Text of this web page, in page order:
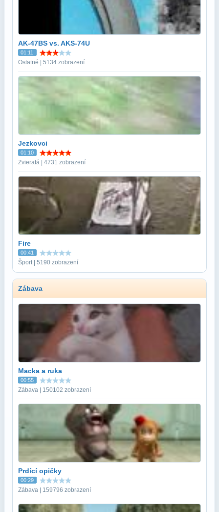
AK-47BS vs. AKS-74U
01:11
Ostatné | 5134 zobrazení
Jezkovci
01:10
Zvieratá | 4731 zobrazení
Fire
00:41
Šport | 5190 zobrazení
Zábava
Macka a ruka
00:55
Zábava | 150102 zobrazení
Prdící opičky
00:29
Zábava | 159796 zobrazení